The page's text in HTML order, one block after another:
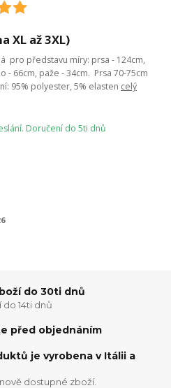
XL až 3XL)
pro představu míry: prsa - 124cm,
- 66cm, paže - 34cm. Prsa 70-75cm
95% polyester, 5% elasten celý
Doručení do 5ti dnů
do 30ti dnů
14ti dnů
před objednáním
je vyrobena v Itálii a
dostupné zboží.